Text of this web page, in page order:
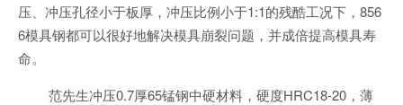
压、冲压孔径小于板厚，冲压比例小于1:1的残酷工况下，856
6模具钢都可以很好地解决模具崩裂问题，并成倍提高模具寿
命。
范先生冲压0.7厚65锰钢中硬材料，硬度HRC18-20，薄